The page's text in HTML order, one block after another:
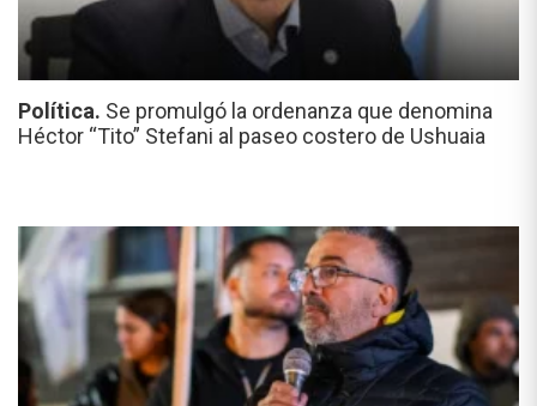
Política. Se promulgó la ordenanza que denomina
Héctor “Tito” Stefani al paseo costero de Ushuaia